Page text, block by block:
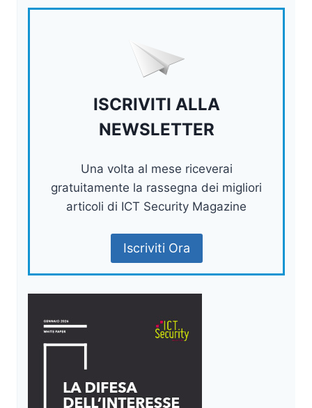
ISCRIVITI ALLA
NEWSLETTER
Una volta al mese riceverai
gratuitamente la rassegna dei migliori
articoli di ICT Security Magazine
Iscriviti Ora